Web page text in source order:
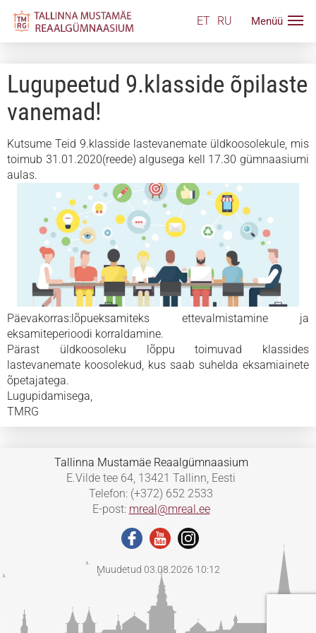
ET RU
Lugupeetud 9.klasside õpilaste
vanemad!
Kutsume Teid 9.klasside lastevanemate üldkoosolekule, mis
toimub 31.01.2020(reede) algusega kell 17.30 gümnaasiumi
aulas.
Päevakorras:lõpueksamiteks ettevalmistamine ja
eksamiteperioodi korraldamine.
Pärast üldkoosoleku lõppu toimuvad klassides
lastevanemate koosolekud, kus saab suhelda eksamiainete
õpetajatega.
Lugupidamisega,
TMRG
Tallinna Mustamäe Reaalgümnaasium
E.Vilde tee 64, 13421 Tallinn, Eesti
Telefon: (+372) 652 2533
E-post: mreal@mreal.ee
Muudetud 03.08.2026 10:12